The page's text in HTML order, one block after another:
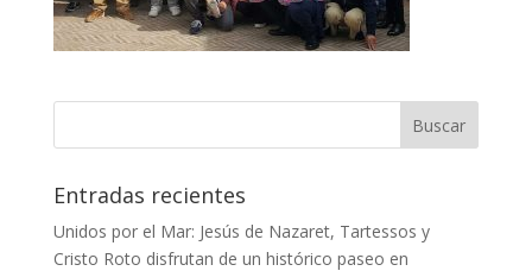
Entradas recientes
Unidos por el Mar: Jesús de Nazaret, Tartessos y
Cristo Roto disfrutan de un histórico paseo en